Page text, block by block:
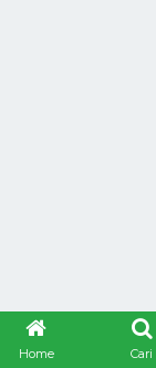
Home Cari